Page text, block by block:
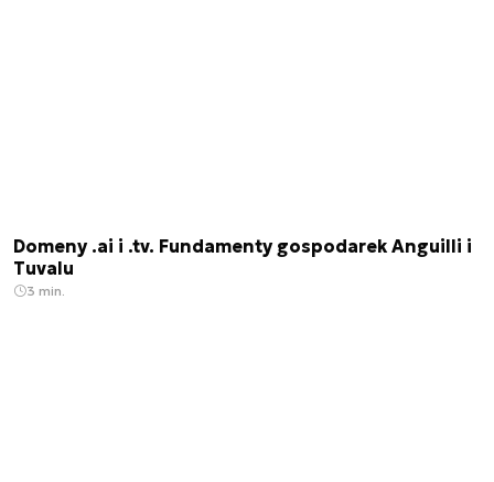
Domeny .ai i .tv. Fundamenty gospodarek Anguilli i
Tuvalu
3 min.